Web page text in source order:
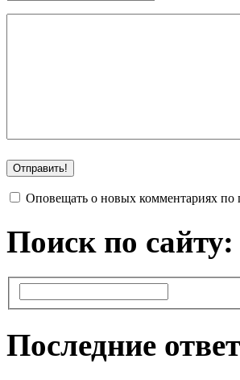
Оповещать о новых комментариях по
Поиск по сайту:
Последние